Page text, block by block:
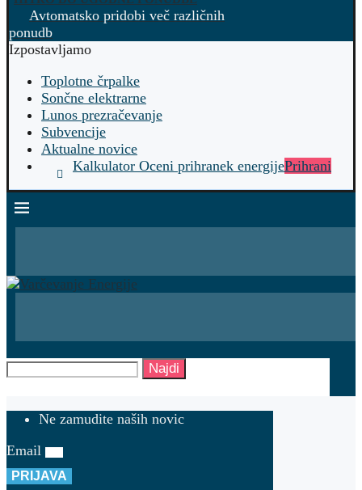
Avtomatsko pridobi več različnih
ponudb
Izpostavljamo
Toplotne črpalke
Sončne elektrarne
Lunos prezračevanje
Subvencije
Aktualne novice
Kalkulator Oceni prihranek energijePrihrani
Najdi
Ne zamudite naših novic
Email
PRIJAVA